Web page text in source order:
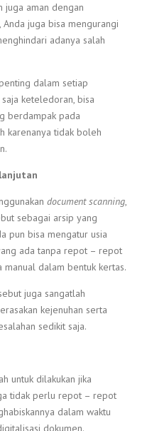
juga aman dengan
juga bisa mengurangi
adanya salah
dalam setiap
keteledoran, bisa
berdampak pada
karenanya tidak boleh
document scanning,
sebagai arsip yang
pun bisa mengatur usia
ada tanpa repot – repot
dalam bentuk kertas.
juga sangatlah
kejenuhan serta
sedikit saja.
untuk dilakukan jika
tidak perlu repot – repot
dalam waktu
dokumen.